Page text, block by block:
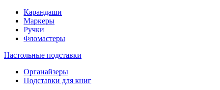
Карандаши
Маркеры
Ручки
Фломастеры
Настольные подставки
Органайзеры
Подставки для книг